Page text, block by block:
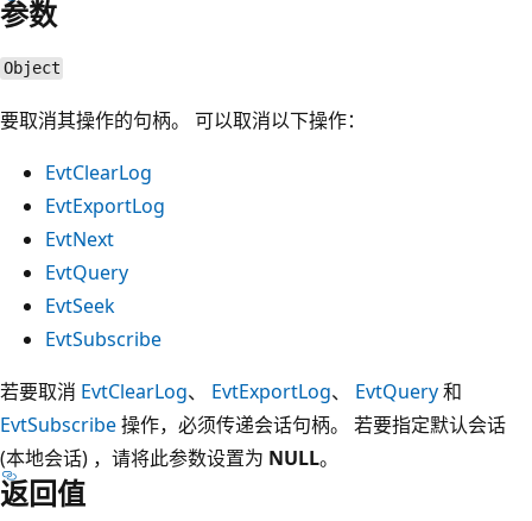
参数
Object
要取消其操作的句柄。 可以取消以下操作：
EvtClearLog
EvtExportLog
EvtNext
EvtQuery
EvtSeek
EvtSubscribe
若要取消 EvtClearLog、 EvtExportLog、 EvtQuery和
EvtSubscribe操作，必须传递会话句柄。 若要指定默认会话
(本地会话) ，请将此参数设置为 NULL。
返回值